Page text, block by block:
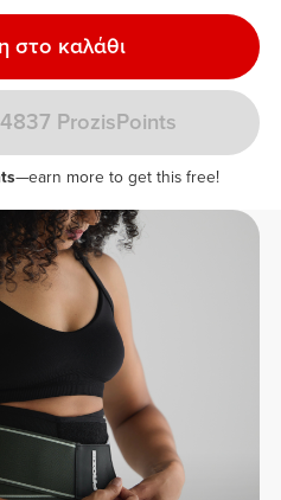
στο καλάθι
ProzisPoints
—earn more to get this free!